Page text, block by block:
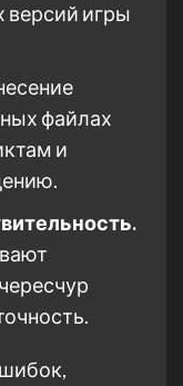
версий игры
файлах
и